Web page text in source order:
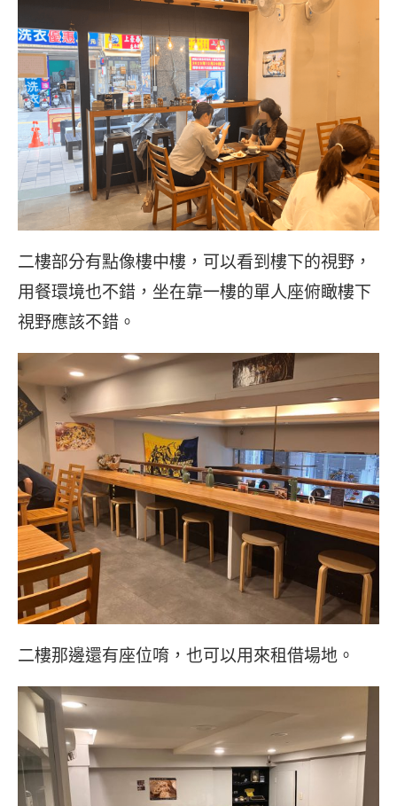
二樓部分有點像樓中樓，可以看到樓下的視野，
用餐環境也不錯，坐在靠一樓的單人座俯瞰樓下
視野應該不錯。
二樓那邊還有座位唷，也可以用來租借場地。